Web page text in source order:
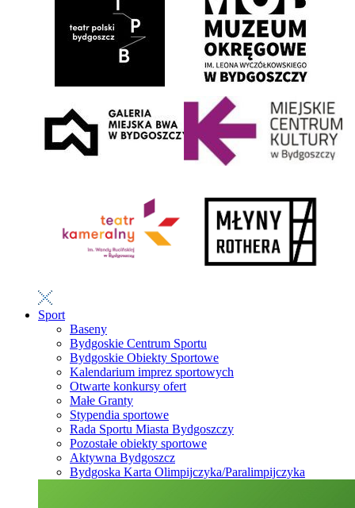
Sport
Baseny
Bydgoskie Centrum Sportu
Bydgoskie Obiekty Sportowe
Kalendarium imprez sportowych
Otwarte konkursy ofert
Małe Granty
Stypendia sportowe
Rada Sportu Miasta Bydgoszczy
Pozostałe obiekty sportowe
Aktywna Bydgoszcz
Bydgoska Karta Olimpijczyka/Paralimpijczyka